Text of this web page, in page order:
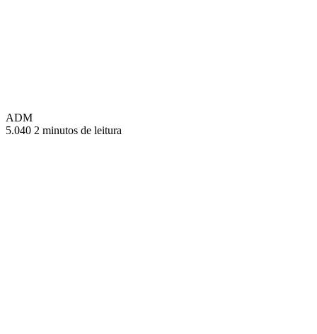
ADM
5.040 2 minutos de leitura